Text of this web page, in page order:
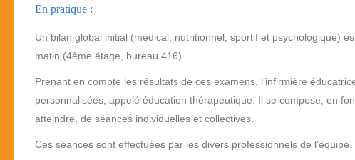
En pratique :
Un bilan global initial (médical, nutritionnel, sportif et psychologique)
matin (4ème étage, bureau 416).
Prenant en compte les résultats de ces examens, l’infirmière
personnalisées, appelé éducation thérapeutique. Il se compose, en
atteindre, de séances individuelles et collectives.
Ces séances sont effectuées par les divers professionnels de l’équipe.